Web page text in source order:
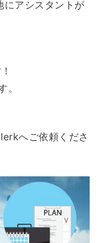
にアシスタントが
。
へご依頼くださ